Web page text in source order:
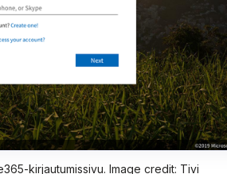
kirjautumissivu. Image credit: Tivi